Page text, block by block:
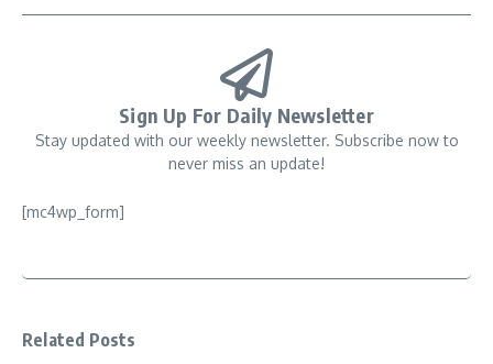
Sign Up For Daily Newsletter
Stay updated with our weekly newsletter. Subscribe now to
never miss an update!
[mc4wp_form]
Related Posts